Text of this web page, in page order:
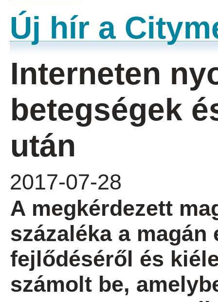
Új hír a
Interneten
betegségek
után
2017-07-28
A megkérdezett
százaléka a
fejlődéséről és
számolt be,